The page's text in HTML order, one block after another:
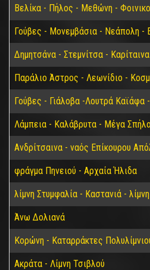
Βελίκα - Πήλος - Μεθώνη -
Γούβες - Μονεμβάσια - Νεάπολη -
Δημητσάνα - Στεμνίτσα - Καρίταινα
Παράλιο Άστρος - Λεωνίδιο -
Γούβες - Γιάλοβα -Λουτρά
Λάμπεια - Καλάβρυτα - Μέγα
Ανδρίτσαινα - ναός Επίκουρου
φράγμα Πηνειού - Αρχαία Ήλιδα
λίμνη Στυμφαλία - Καστανιά -
Άνω Δολιανά
Κορώνη - Καταρράκτες
Ακράτα - Λίμνη Τσιβλού